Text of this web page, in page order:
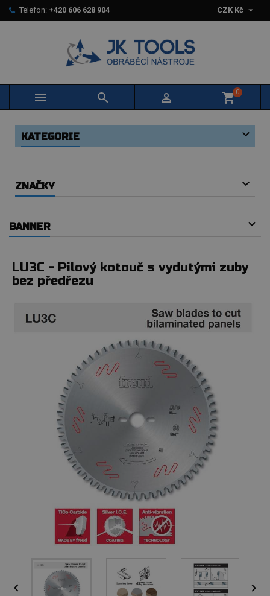
Telefon: +420 606 628 904 CZK Kč 
   shopping_cart0
KATEGORIE
ZNAČKY
BANNER
LU3C - Pilový kotouč s vydutými zuby
bez předřezu
 